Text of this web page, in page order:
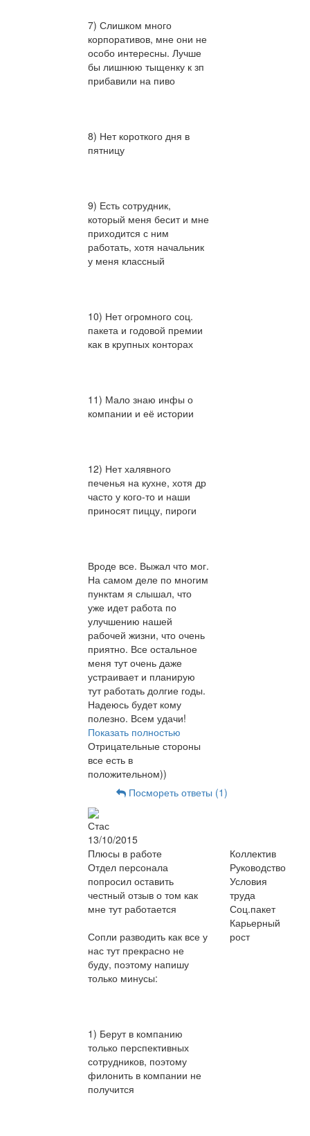
7) Слишком много
корпоративов, мне они не
особо интересны. Лучше
бы лишнюю тыщенку к зп
прибавили на пиво
8) Нет короткого дня в
пятницу
9) Есть сотрудник,
который меня бесит и мне
приходится с ним
работать, хотя начальник
у меня классный
10) Нет огромного соц.
пакета и годовой премии
как в крупных конторах
11) Мало знаю инфы о
компании и её истории
12) Нет халявного
печенья на кухне, хотя др
часто у кого-то и наши
приносят пиццу, пироги
Вроде все. Выжал что мог.
На самом деле по многим
пунктам я слышал, что
уже идет работа по
улучшению нашей
рабочей жизни, что очень
приятно. Все остальное
меня тут очень даже
устраивает и планирую
тут работать долгие годы.
Надеюсь будет кому
полезно. Всем удачи!
Показать полностью
Отрицательные стороны
все есть в
положительном))
Посмореть ответы (1)
Стас
13/10/2015
Плюсы в работе
Отдел персонала
попросил оставить
честный отзыв о том как
мне тут работается
Сопли разводить как все у
нас тут прекрасно не
буду, поэтому напишу
только минусы:
1) Берут в компанию
только перспективных
сотрудников, поэтому
филонить в компании не
получится
Коллектив
Руководство
Условия
труда
Соц.пакет
Карьерный
рост